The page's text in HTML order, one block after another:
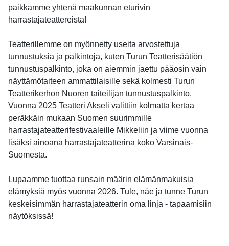
paikkamme yhtenä maakunnan eturivin
harrastajateattereista!
Teatterillemme on myönnetty useita arvostettuja
tunnustuksia ja palkintoja, kuten Turun Teatterisäätiön
tunnustuspalkinto, joka on aiemmin jaettu pääosin vain
näyttämötaiteen ammattilaisille sekä kolmesti Turun
Teatterikerhon Nuoren taiteilijan tunnustuspalkinto.
Vuonna 2025 Teatteri Akseli valittiin kolmatta kertaa
peräkkäin mukaan Suomen suurimmille
harrastajateatterifestivaaleille Mikkeliin ja viime vuonna
lisäksi ainoana harrastajateatterina koko Varsinais-
Suomesta.
Lupaamme tuottaa runsain määrin elämänmakuisia
elämyksiä myös vuonna 2026. Tule, näe ja tunne Turun
keskeisimmän harrastajateatterin oma linja - tapaamisiin
näytöksissä!